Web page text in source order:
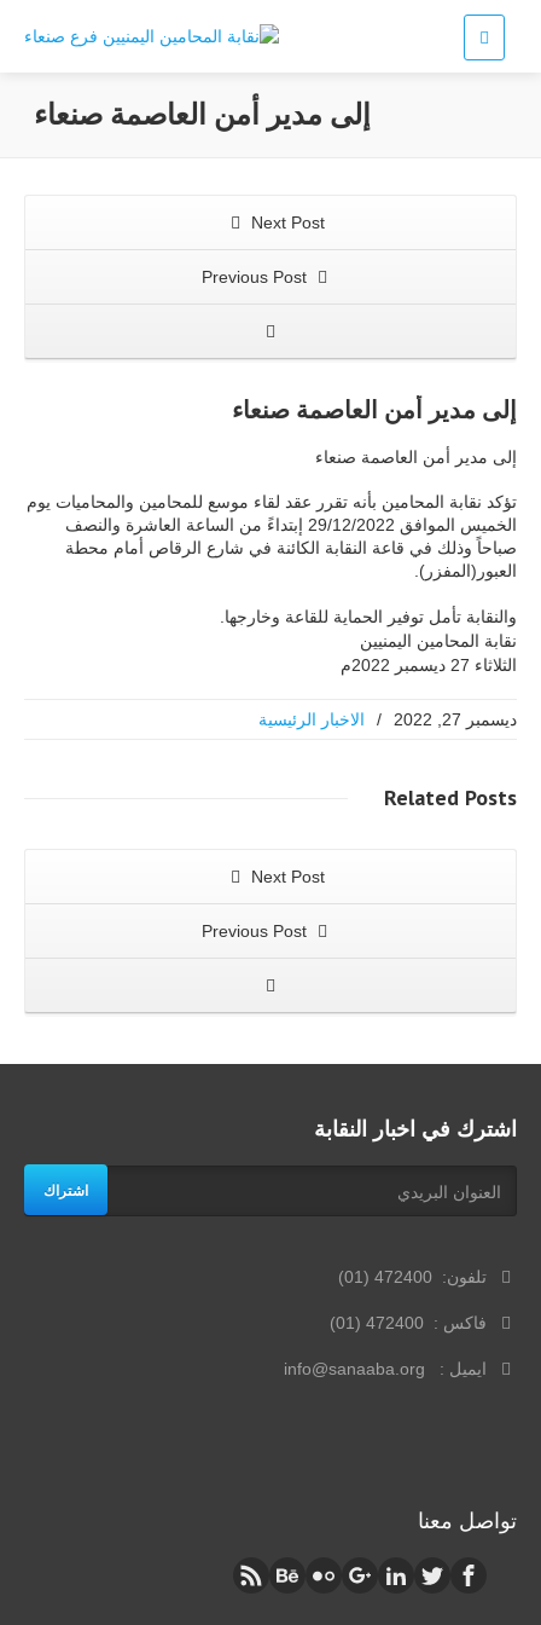
إلى مدير أمن العاصمة صنعاء
Next Post
Previous Post
إلى مدير أمن العاصمة صنعاء
إلى مدير أمن العاصمة صنعاء
تؤكد نقابة المحامين بأنه تقرر عقد لقاء موسع للمحامين والمحاميات يوم
الخميس الموافق 29/12/2022 إبتداءً من الساعة العاشرة والنصف
صباحاً وذلك في قاعة النقابة الكائنة في شارع الرقاص أمام محطة
العبور(المفزر).
والنقابة تأمل توفير الحماية للقاعة وخارجها.
نقابة المحامين اليمنيين
الثلاثاء 27 ديسمبر 2022م
ديسمبر 27, 2022 / الاخبار الرئيسية
Related Posts
Next Post
Previous Post
اشترك في اخبار النقابة
اشتراك
تلفون: 472400 (01)
فاكس : 472400 (01)
ايميل : info@sanaaba.org
تواصل معنا